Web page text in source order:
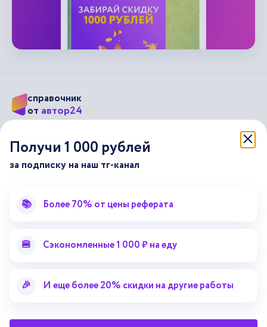
справочник
от автор24
Подписывайся на наши соц. сети
Лекторий
Справочник терминов
Последние статьи
Для правообладателей
Работа для репетиторов
Получи 1 000 рублей
за подписку на наш тг-канал
📚 Более 70% от цены реферата
🍔 Сэкономленные 1 000 ₽ на еду
🎉 И еще более 20% скидки на другие работы